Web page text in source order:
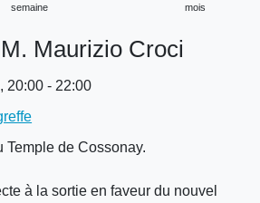
semaine mois
Maurizio Croci
20:00 - 22:00
Temple de Cossonay.
à la sortie en faveur du nouvel